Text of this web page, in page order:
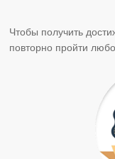
Чтобы получить
повторно пройти